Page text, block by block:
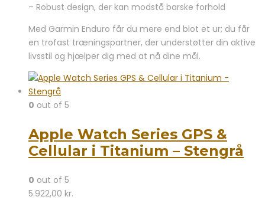
– Robust design, der kan modstå barske forhold
Med Garmin Enduro får du mere end blot et ur; du får
en trofast træningspartner, der understøtter din aktive
livsstil og hjælper dig med at nå dine mål.
0 out of 5
Apple Watch Series GPS &
Cellular i Titanium – Stengrå
0 out of 5
5.922,00 kr.